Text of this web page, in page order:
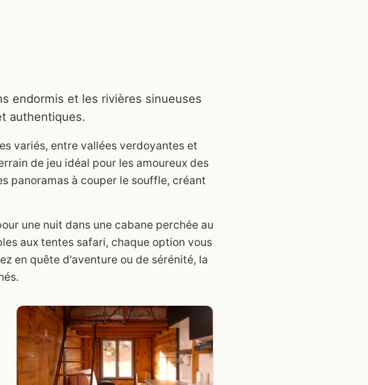
endormis et les rivières sinueuses
authentiques.
variés, entre vallées verdoyantes et
de jeu idéal pour les amoureux des
panoramas à couper le souffle, créant
une nuit dans une cabane perchée au
aux tentes safari, chaque option vous
en quête d'aventure ou de sérénité, la